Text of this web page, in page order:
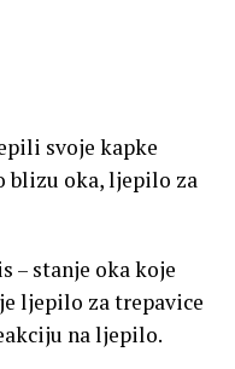
svoje kapke
blizu oka, ljepilo za
– stanje oka koje
ljepilo za trepavice
na ljepilo.